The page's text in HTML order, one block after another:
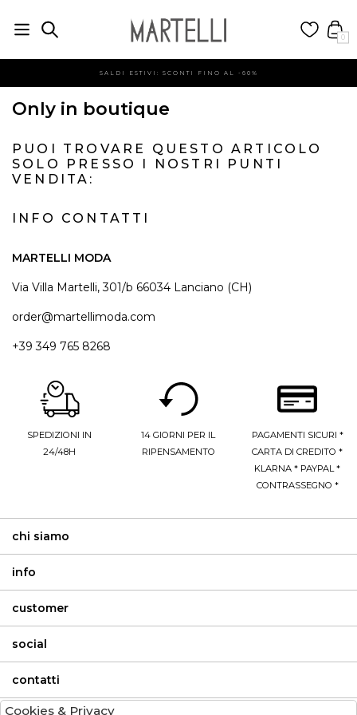
0
SALDI ESTIVI: SCONTI FINO AL -60%
Only in boutique
PUOI TROVARE QUESTO ARTICOLO
SOLO PRESSO I NOSTRI PUNTI
VENDITA:
INFO CONTATTI
MARTELLI MODA
Via Villa Martelli, 301/b 66034 Lanciano (CH)
order@martellimoda.com
+39 349 765 8268
SPEDIZIONI IN
24/48H
14 GIORNI PER IL
RIPENSAMENTO
PAGAMENTI SICURI *
CARTA DI CREDITO *
KLARNA * PAYPAL *
CONTRASSEGNO *
chi siamo
info
customer
social
contatti
Cookies & Privacy